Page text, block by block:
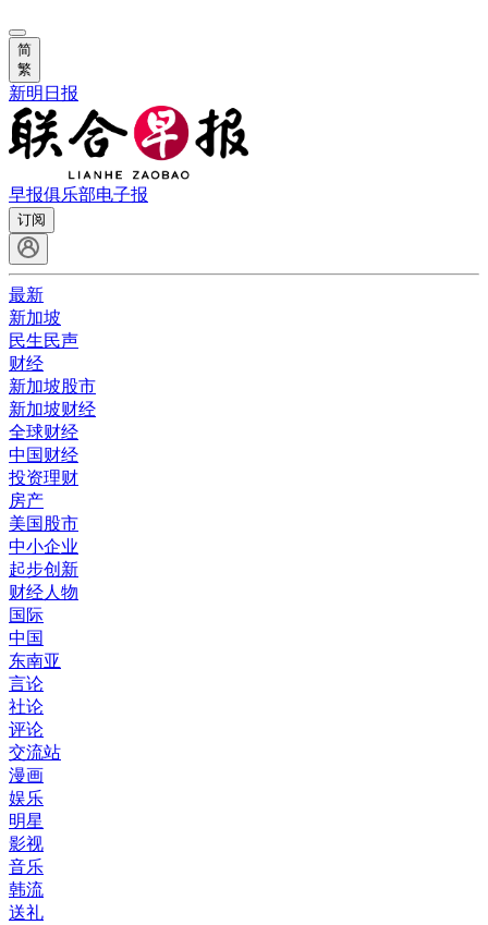
简
繁
新明日报
早报俱乐部电子报
订阅
最新
新加坡
民生民声
财经
新加坡股市
新加坡财经
全球财经
中国财经
投资理财
房产
美国股市
中小企业
起步创新
财经人物
国际
中国
东南亚
言论
社论
评论
交流站
漫画
娱乐
明星
影视
音乐
韩流
送礼